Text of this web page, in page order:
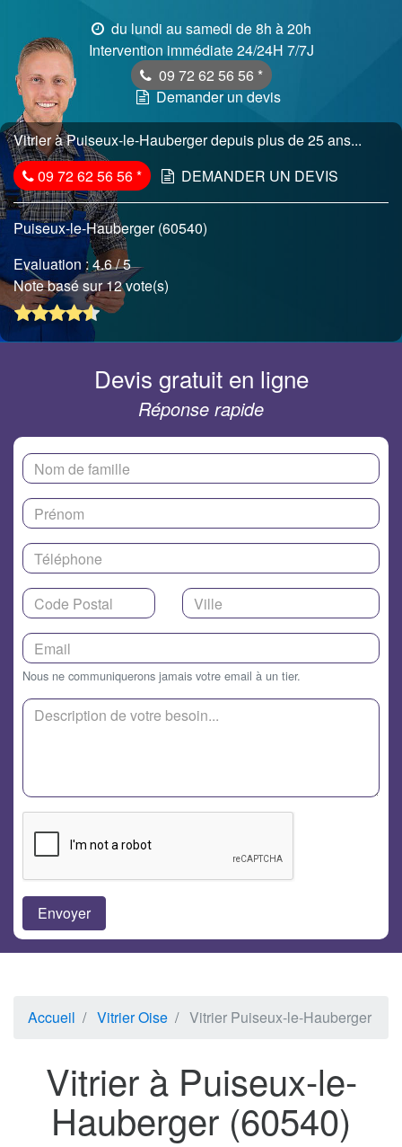
du lundi au samedi de 8h à 20h
Intervention immédiate 24/24H 7/7J
09 72 62 56 56 *
Demander un devis
Vitrier à Puiseux-le-Hauberger depuis plus de 25 ans...
09 72 62 56 56* DEMANDER UN DEVIS
Puiseux-le-Hauberger (60540)
Evaluation :4.6/ 5
Note basé sur 12 vote(s)
Devis gratuit en ligne
Réponse rapide
Nous ne communiquerons jamais votre email à un tier.
Accueil Vitrier Oise Vitrier Puiseux-le-Hauberger
Vitrier à Puiseux-le-
Hauberger (60540)